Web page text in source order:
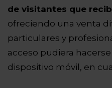
de visitantes que
ofreciendo una venta
particulares y
acceso pudiera
dispositivo móvil, en